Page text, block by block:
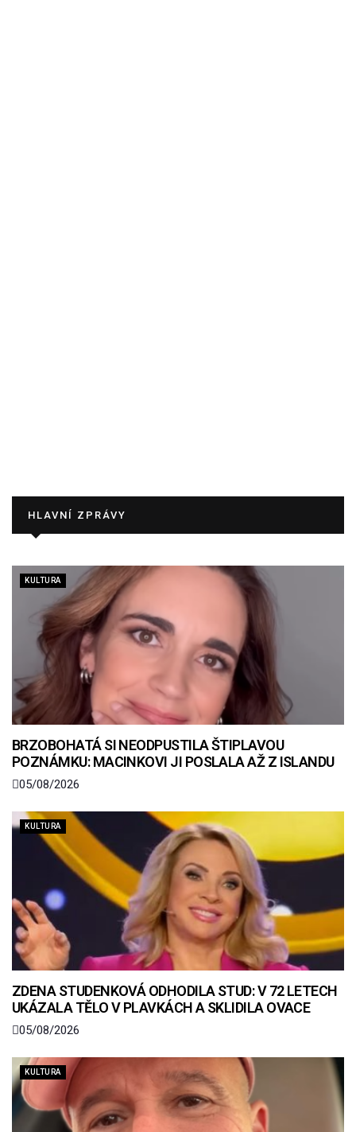
HLAVNÍ ZPRÁVY
KULTURA
BRZOBOHATÁ SI NEODPUSTILA ŠTIPLAVOU
POZNÁMKU: MACINKOVI JI POSLALA AŽ Z ISLANDU
05/08/2026
KULTURA
ZDENA STUDENKOVÁ ODHODILA STUD: V 72 LETECH
UKÁZALA TĚLO V PLAVKÁCH A SKLIDILA OVACE
05/08/2026
KULTURA